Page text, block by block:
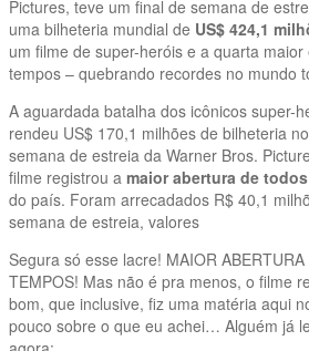
Pictures, teve um final de semana de
uma bilheteria mundial de US$ 424,1
um filme de super-heróis e a quarta
tempos – quebrando recordes no mundo
A aguardada batalha dos icônicos super-
rendeu US$ 170,1 milhões de bilheteria
semana de estreia da Warner Bros.
filme registrou a maior abertura de
do país. Foram arrecadados R$ 40,1
semana de estreia, valores
Segura só esse lacre! MAIOR
TEMPOS! Mas não é pra menos, o filme
bom, que inclusive, fiz uma matéria aqui
pouco sobre o que eu achei… Alguém já